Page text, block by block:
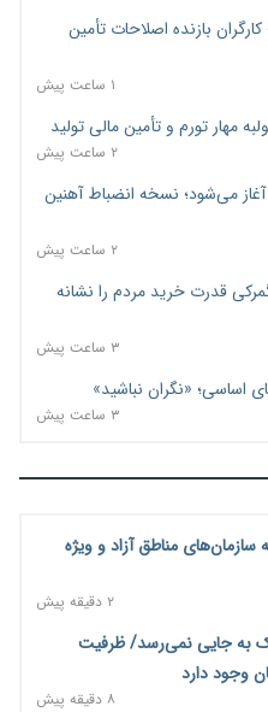
بازنده اصلاحات تأمین
۱ ساعت پیش
مهار تورم و تأمین مالی تولید
۲ ساعت پیش
می‌شود؛ نسخه انضباط آهنین
۲ ساعت پیش
قدرت خرید مردم را نشانه
۳ ساعت پیش
اساسی؛ «نگران نباشید»
۳ ساعت پیش
مناطق آزاد و ویژه
۲ دقیقه پیش
به جایی نمی‌رسد/ ظرفیت
۸ دقیقه پیش